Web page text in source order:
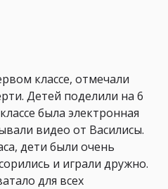
классе, отмечали
Детей поделили на 6
была электронная
видео от Василисы.
дети были очень
и играли дружно.
для всех